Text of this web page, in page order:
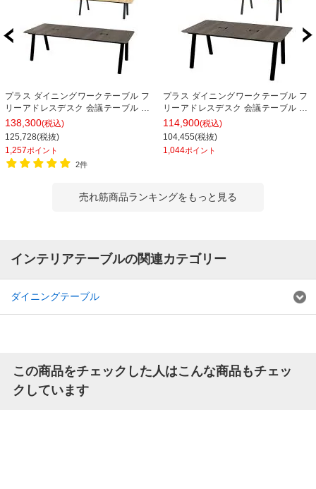
プラス ダイニングワークテーブル フ
リーアドレスデスク 会議テーブル ミ
ーティングテーブル 配線収納付き 幅
2400×奥行1000×高さ720mm
138,300(税込)
125,728(税抜)
1,257ポイント
2件
プラス ダイニングワークテーブル フ
リーアドレスデスク 会議テーブル ミ
ーティングテーブル 配線収納付き 幅
1800×奥行1000×高さ720mm
114,900(税込)
104,455(税抜)
1,044ポイント
売れ筋商品ランキングをもっと見る
インテリアテーブルの関連カテゴリー
ダイニングテーブル
この商品をチェックした人はこんな商品もチェッ
クしています